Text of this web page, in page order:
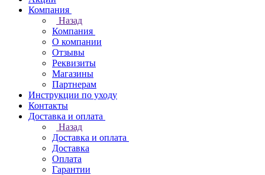
Компания
Назад
Компания
О компании
Отзывы
Реквизиты
Магазины
Партнерам
Инструкции по уходу
Контакты
Доставка и оплата
Назад
Доставка и оплата
Доставка
Оплата
Гарантии